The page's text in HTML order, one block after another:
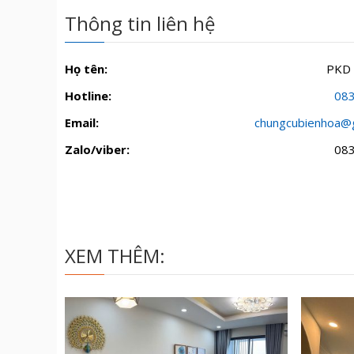
Thông tin liên hệ
Họ tên:
Hotline:
Email:
Zalo/viber:
XEM THÊM: